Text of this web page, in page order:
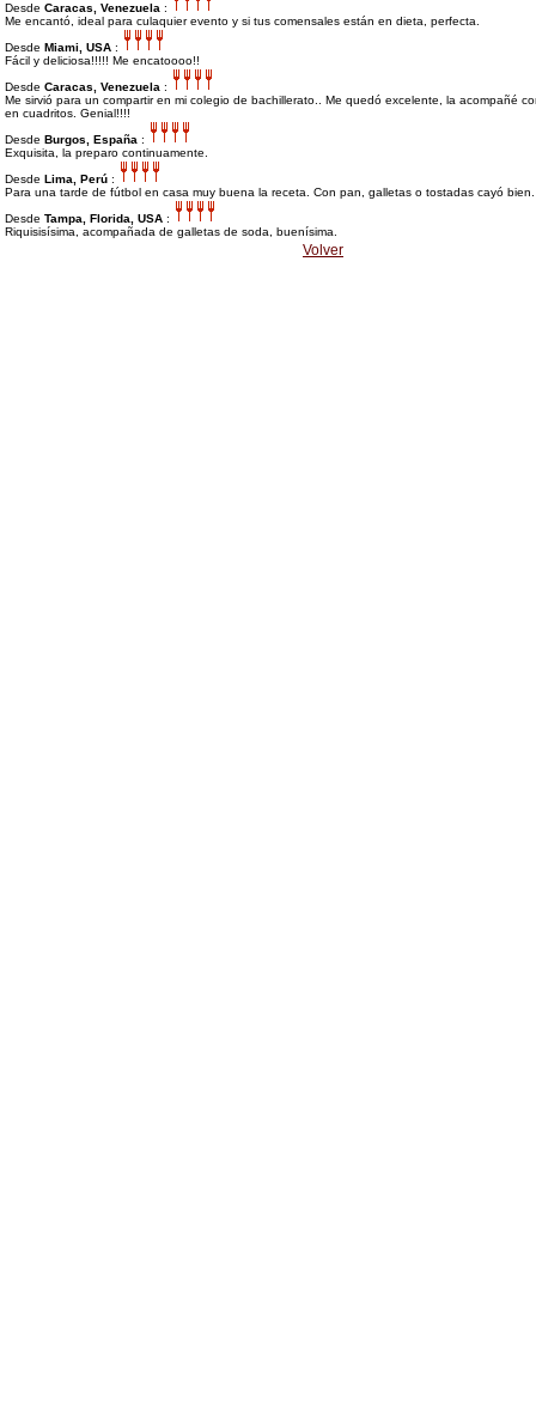
Desde Caracas, Venezuela :
Me encantó, ideal para culaquier evento y si tus comensales están en dieta, perfecta.
Desde Miami, USA :
Fácil y deliciosa!!!!! Me encatoooo!!
Desde Caracas, Venezuela :
Me sirvió para un compartir en mi colegio de bachillerato.. Me quedó excelente, la acompañé
en cuadritos. Genial!!!!
Desde Burgos, España :
Exquisita, la preparo continuamente.
Desde Lima, Perú :
Para una tarde de fútbol en casa muy buena la receta. Con pan, galletas o tostadas cayó bien.
Desde Tampa, Florida, USA :
Riquisisísima, acompañada de galletas de soda, buenísima.
Volver